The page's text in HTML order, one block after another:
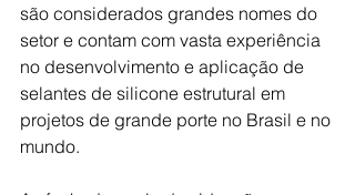
são considerados grandes nomes do
setor e contam com vasta experiência
no desenvolvimento e aplicação de
selantes de silicone estrutural em
projetos de grande porte no Brasil e no
mundo.